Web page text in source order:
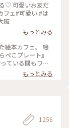
♡ 可愛いお友だ
フェ#可愛い #は
阪
もっとみる
絵本カフェ。 絵
こプレート』
ている間もワク
るかな〜 そんな
#大阪#カフェ#絵
もっとみる
1256